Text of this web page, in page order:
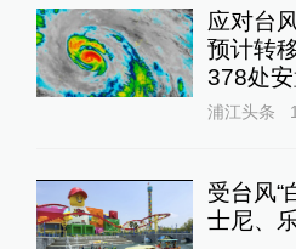
应对台
预计转
378处
浦江头条
受台风“
士尼、